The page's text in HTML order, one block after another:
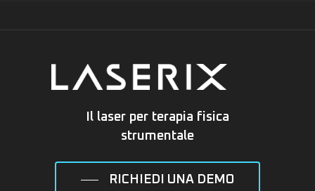
Il laser per terapia fisica
strumentale
RICHIEDI UNA DEMO